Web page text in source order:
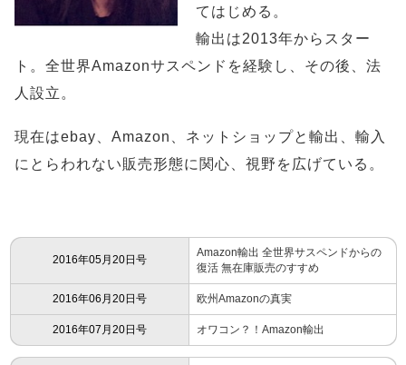
てはじめる。
輸出は2013年からスター
ト。全世界Amazonサスペンドを経験し、その後、法
人設立。
現在はebay、Amazon、ネットショップと輸出、輸入
にとらわれない販売形態に関心、視野を広げている。
2016年05月20日号
Amazon輸出 全世界サスペンドからの
復活 無在庫販売のすすめ
2016年06月20日号 欧州Amazonの真実
2016年07月20日号 オワコン？！Amazon輸出